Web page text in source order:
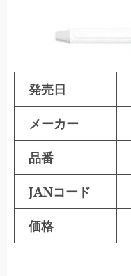
発売日
メーカー
品番
JANコード
価格